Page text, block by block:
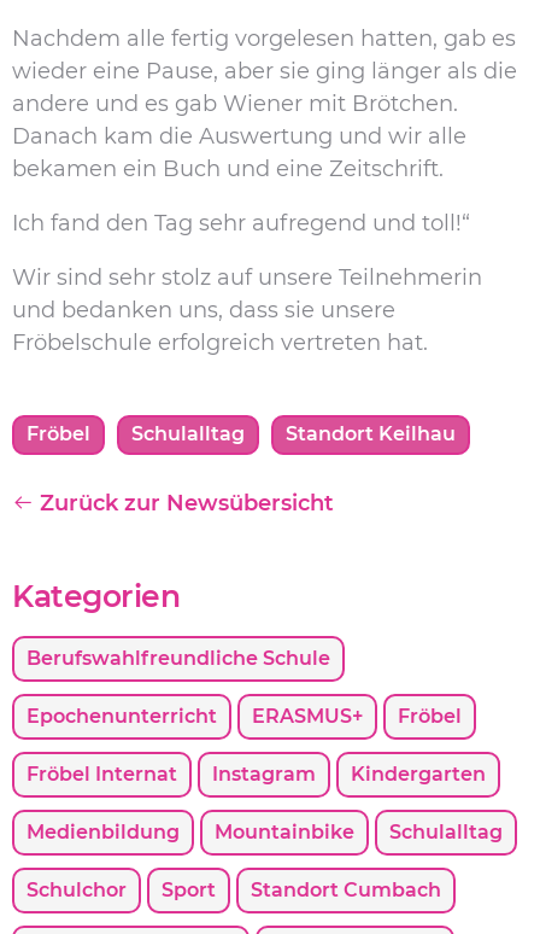
Kategorien
Berufswahlfreundliche Schule
Epochenunterricht ERASMUS+ Fröbel
Fröbel Internat Instagram Kindergarten
Medienbildung Mountainbike Schulalltag
Schulchor Sport Standort Cumbach
Nachdem alle fertig vorgelesen hatten, gab es
wieder eine Pause, aber sie ging länger als die
andere und es gab Wiener mit Brötchen.
Danach kam die Auswertung und wir alle
bekamen ein Buch und eine Zeitschrift.
Ich fand den Tag sehr aufregend und toll!“
Wir sind sehr stolz auf unsere Teilnehmerin
und bedanken uns, dass sie unsere
Fröbelschule erfolgreich vertreten hat.
Fröbel Schulalltag Standort Keilhau
Zurück zur Newsübersicht